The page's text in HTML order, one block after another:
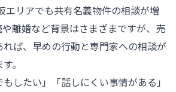
エリアでも共有名義物件の相談が増
離婚など背景はさまざまですが、売
ば、早めの行動と専門家への相談が
。
もしたい」「話しにくい事情がある」